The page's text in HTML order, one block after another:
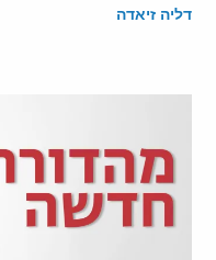
דליה זיאדה